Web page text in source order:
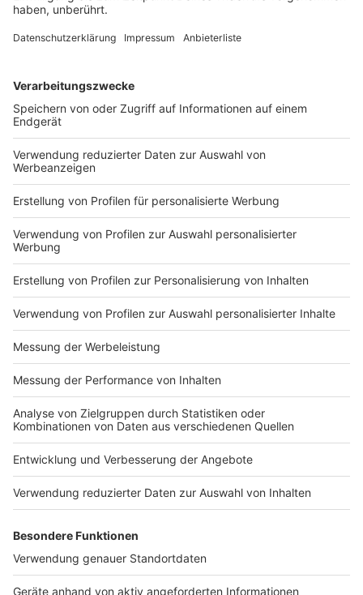
schnell an der Polizei vorbei. Als die Beamten ihn
ein Passant der Polizei.
DEINE GEMERKTEN ARTIKEL
Du hast dir noch keine Artikel gemerkt
Markiere sie hierfür mit einem
Impressum
Nutzungsbedingungen
Jobs
Presse
Werben
Archiv
ANTENNE BAYERN GROUP
Kontakt
Studio-Hotline
Verkehrs-Hotline
Newsletter